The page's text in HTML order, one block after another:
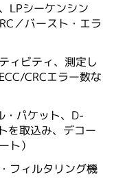
LPシーケンシン
／バースト・エラ
ィビティ、測定し
CRCエラー数な
パケット、D-
を取込み、デコー
ト）
フィルタリング機